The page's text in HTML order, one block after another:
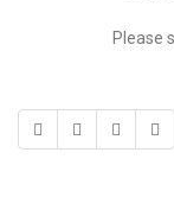
Please